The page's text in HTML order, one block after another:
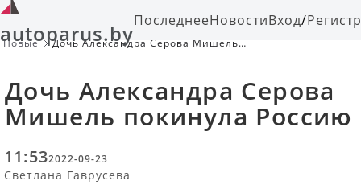
autoparus.byПоследнееНовостиВход/
Новые
Дочь Александра Серова Мишель
Дочь Александра Серова
Мишель покинула Россию
11:532022-09-23
Светлана Гаврусева